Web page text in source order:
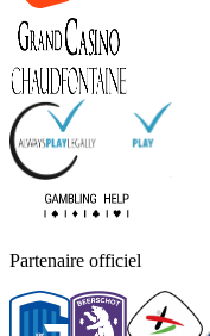
Partenaire officiel